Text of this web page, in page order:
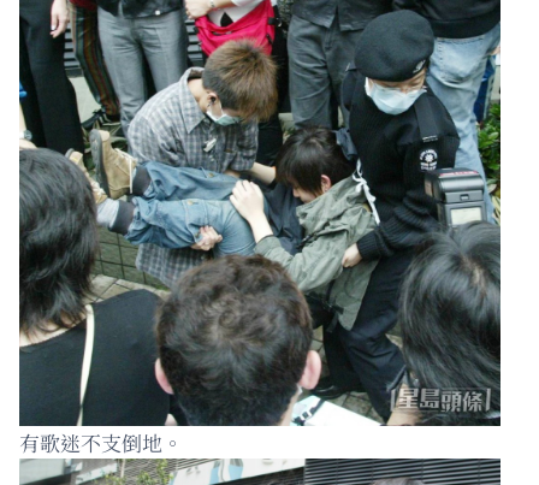
有歌迷不支倒地。